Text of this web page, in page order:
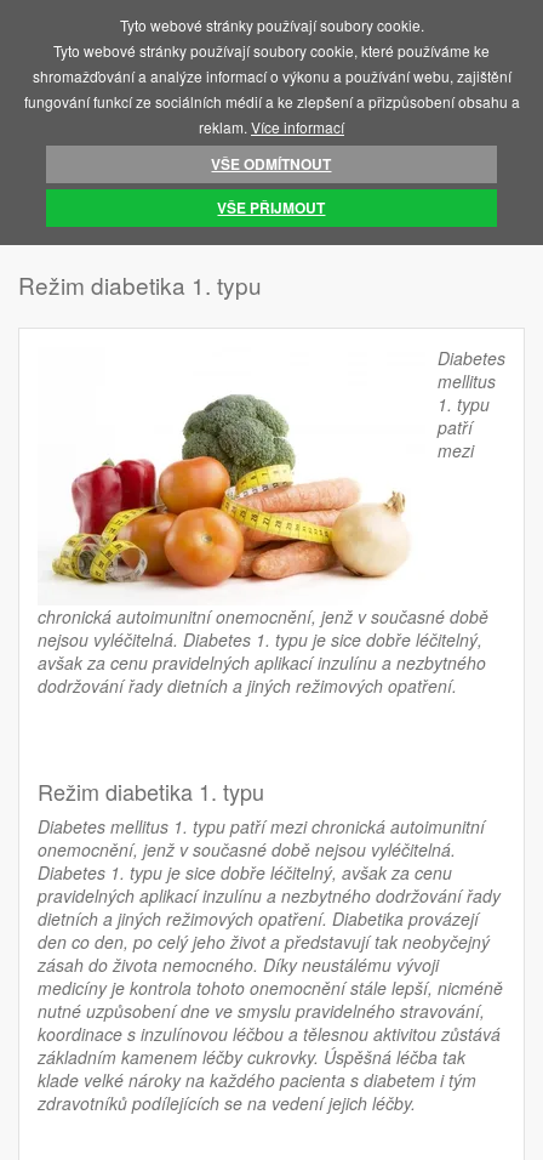
ÚVOD AKTUALITY REŽIM DIABETIKA 1. TYPU
Režim diabetika 1. typu
Diabetes
mellitus
1. typu
patří
mezi
chronická autoimunitní onemocnění, jenž v současné době
nejsou vyléčitelná. Diabetes 1. typu je sice dobře léčitelný,
avšak za cenu pravidelných aplikací inzulínu a nezbytného
dodržování řady dietních a jiných režimových opatření.
Režim diabetika 1. typu
Diabetes mellitus 1. typu patří mezi chronická autoimunitní
onemocnění, jenž v současné době nejsou vyléčitelná.
Diabetes 1. typu je sice dobře léčitelný, avšak za cenu
pravidelných aplikací inzulínu a nezbytného dodržování řady
dietních a jiných režimových opatření. Diabetika provázejí
den co den, po celý jeho život a představují tak neobyčejný
zásah do života nemocného. Díky neustálému vývoji
medicíny je kontrola tohoto onemocnění stále lepší, nicméně
nutné uzpůsobení dne ve smyslu pravidelného stravování,
koordinace s inzulínovou léčbou a tělesnou aktivitou zůstává
základním kamenem léčby cukrovky. Úspěšná léčba tak
klade velké nároky na každého pacienta s diabetem i tým
zdravotníků podílejících se na vedení jejich léčby.
Tyto webové stránky používají soubory cookie.
Tyto webové stránky používají soubory cookie, které používáme ke
shromažďování a analýze informací o výkonu a používání webu, zajištění
fungování funkcí ze sociálních médií a ke zlepšení a přizpůsobení obsahu a
reklam. Více informací
VŠE ODMÍTNOUT
VŠE PŘIJMOUT